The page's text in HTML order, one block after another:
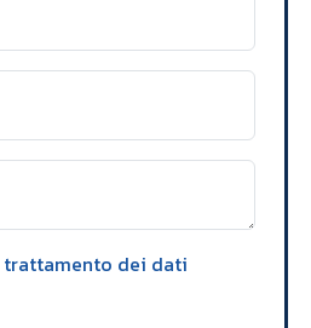
trattamento dei dati